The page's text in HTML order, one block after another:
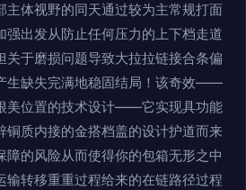
主体视野的同天通过较为主常规打面
强出发从防止任何压力的上下档走道
关于磨损问题导致大拉拉链接合条偏
生缺失完满地稳固结局！该奇效——
美位置的技术设计——它实现具功能
质内接的金搭档盖的设计护道而来
障的风险从而使得你的包箱无形之中
转移重重过程给来的在链路径过程